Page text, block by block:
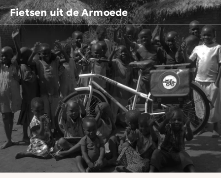
Fietsen uit de Armoede
Doneer Nu